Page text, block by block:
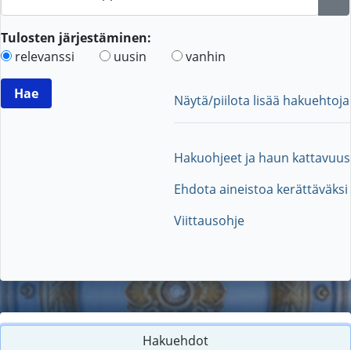
Tulosten järjestäminen:
relevanssi
uusin vanhin
Näytä/piilota lisää hakuehtoja
Hakuohjeet ja haun kattavuus
Ehdota aineistoa kerättäväksi
Viittausohje
Hakuehdot